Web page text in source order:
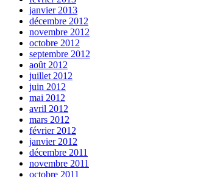
janvier 2013
décembre 2012
novembre 2012
octobre 2012
septembre 2012
août 2012
juillet 2012
juin 2012
mai 2012
avril 2012
mars 2012
février 2012
janvier 2012
décembre 2011
novembre 2011
octobre 2011